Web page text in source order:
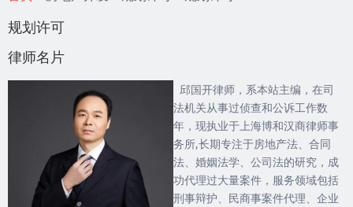
规划许可
律师名片
邱国开律师，系本站主编，在司
法机关从事过侦查和公诉工作数
年，现执业于上海博和汉商律师事
务所,长期专注于房地产法、合同
法、婚姻法学、公司法的研究，成
功代理过大量案件，服务领域包括
刑事辩护、民商事案件代理、企业